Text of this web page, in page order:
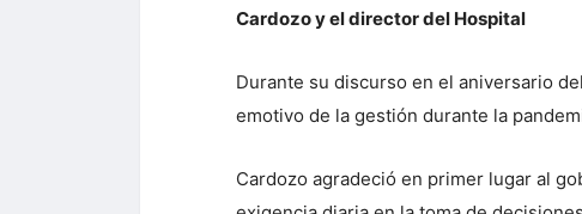
Cardozo y el director del Hospital
Durante su discurso en el aniversario
emotivo de la gestión durante la
Cardozo agradeció en primer lugar al